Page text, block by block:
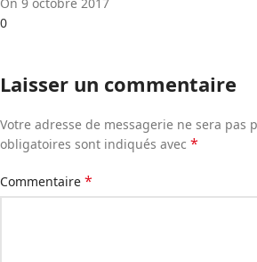
0
Laisser un commentaire
Votre adresse de messagerie ne sera pas
obligatoires sont indiqués avec *
Commentaire *